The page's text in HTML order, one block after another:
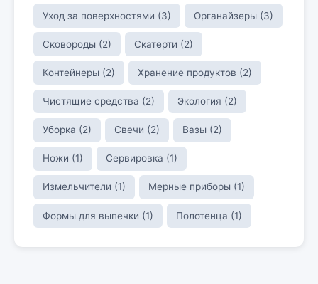
Уход за поверхностями (3) Органайзеры (3)
Сковороды (2) Скатерти (2)
Контейнеры (2) Хранение продуктов (2)
Чистящие средства (2) Экология (2)
Уборка (2) Свечи (2) Вазы (2)
Ножи (1) Сервировка (1)
Измельчители (1) Мерные приборы (1)
Формы для выпечки (1) Полотенца (1)